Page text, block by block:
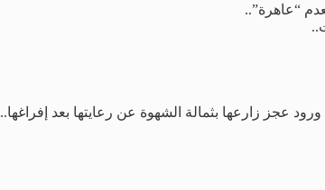
“عاهرة”..
زارعها بثمالة الشهوة عن رعايتها بعد إفراغها..